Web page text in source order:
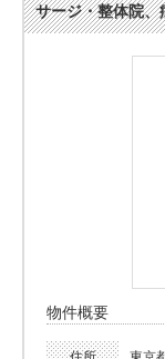
サージ・整体院
物件概要